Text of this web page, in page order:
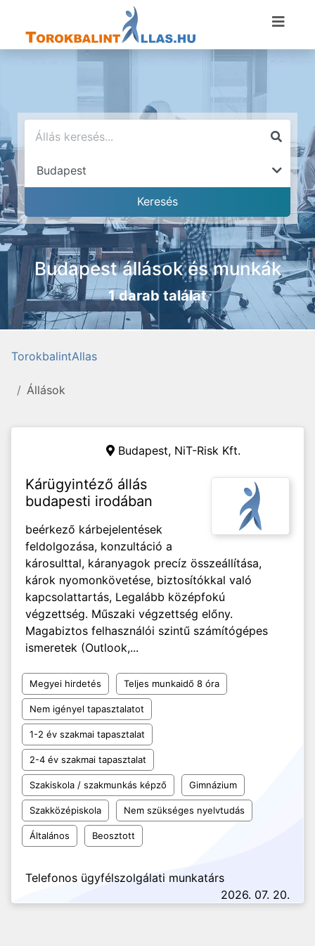
Budapest állások és munkák
1 darab találat
TorokbalintAllas
Állások
Budapest, NiT-Risk Kft.
Kárügyintéző állás
budapesti irodában
beérkező kárbejelentések
feldolgozása, konzultáció a
károsulttal, káranyagok precíz összeállítása,
károk nyomonkövetése, biztosítókkal való
kapcsolattartás, Legalább középfokú
végzettség. Műszaki végzettség előny.
Magabiztos felhasználói szintű számítógépes
ismeretek (Outlook,...
Megyei hirdetés Teljes munkaidő 8 óra
Nem igényel tapasztalatot
1-2 év szakmai tapasztalat
2-4 év szakmai tapasztalat
Szakiskola / szakmunkás képző Gimnázium
Szakközépiskola Nem szükséges nyelvtudás
Általános Beosztott
Telefonos ügyfélszolgálati munkatárs
2026. 07. 20.